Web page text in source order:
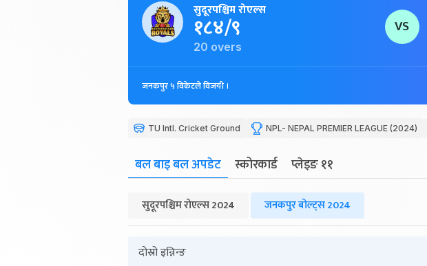
सुदूरपश्चिम रोएल्स
१८४/९
20 overs
VS
जनकपुर ५ विकेटले विजयी ।
TU Intl. Cricket Ground NPL- NEPAL PREMIER LEAGUE (2024)
बल बाइ बल अपडेट स्कोरकार्ड प्लेइङ ११
सुदूरपश्चिम रोएल्स 2024 जनकपुर बोल्ट्स 2024
दोस्रो इन्निन्ङ